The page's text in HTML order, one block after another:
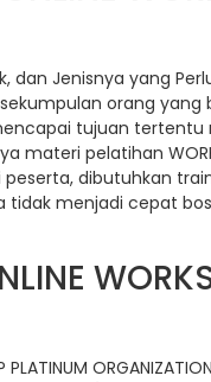
dan Jenisnya yang
orang
tujuan
pelatihan
peserta, dibutuhkan
menjadi cepat